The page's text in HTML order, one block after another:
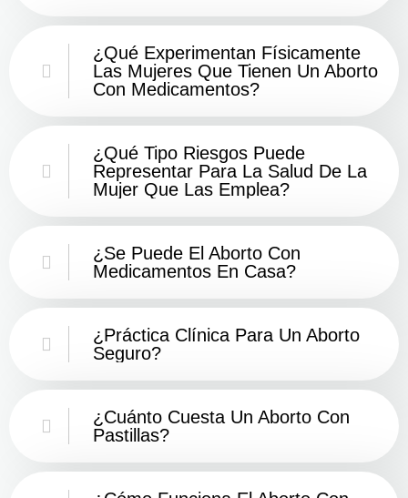
¿Qué Experimentan Físicamente
Las Mujeres Que Tienen Un Aborto
Con Medicamentos?
¿Qué Tipo Riesgos Puede
Representar Para La Salud De La
Mujer Que Las Emplea?
¿Se Puede El Aborto Con
Medicamentos En Casa?
¿Práctica Clínica Para Un Aborto
Seguro?
¿Cuánto Cuesta Un Aborto Con
Pastillas?